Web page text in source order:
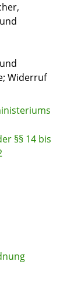
Widerruf
§§ 14 bis